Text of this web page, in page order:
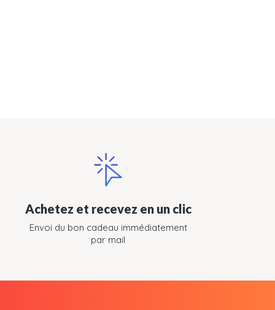
Achetez et recevez en un clic
Envoi du bon cadeau immédiatement
par mail